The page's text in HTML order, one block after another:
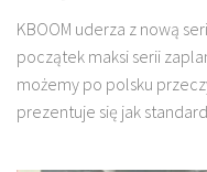
KBOOM uderza z nową
początek maksi serii
możemy po polsku
prezentuje się jak